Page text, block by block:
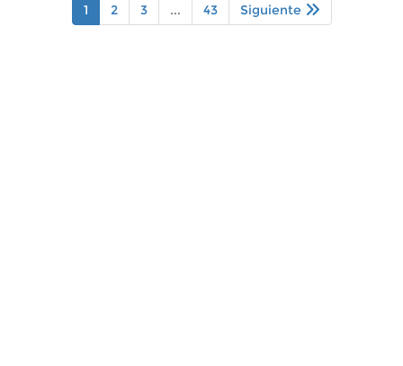
1 2 3 ... 43 Siguiente